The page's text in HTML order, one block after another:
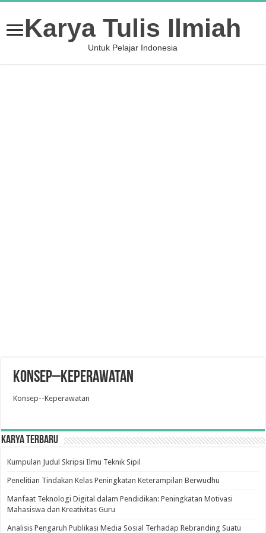
Karya Tulis Ilmiah
Untuk Pelajar Indonesia
Konsep–Keperawatan
Konsep--Keperawatan
Karya Terbaru
Kumpulan Judul Skripsi Ilmu Teknik Sipil
Penelitian Tindakan Kelas Peningkatan Keterampilan Berwudhu
Manfaat Teknologi Digital dalam Pendidikan: Peningkatan Motivasi
Mahasiswa dan Kreativitas Guru
Analisis Pengaruh Publikasi Media Sosial Terhadap Rebranding Suatu